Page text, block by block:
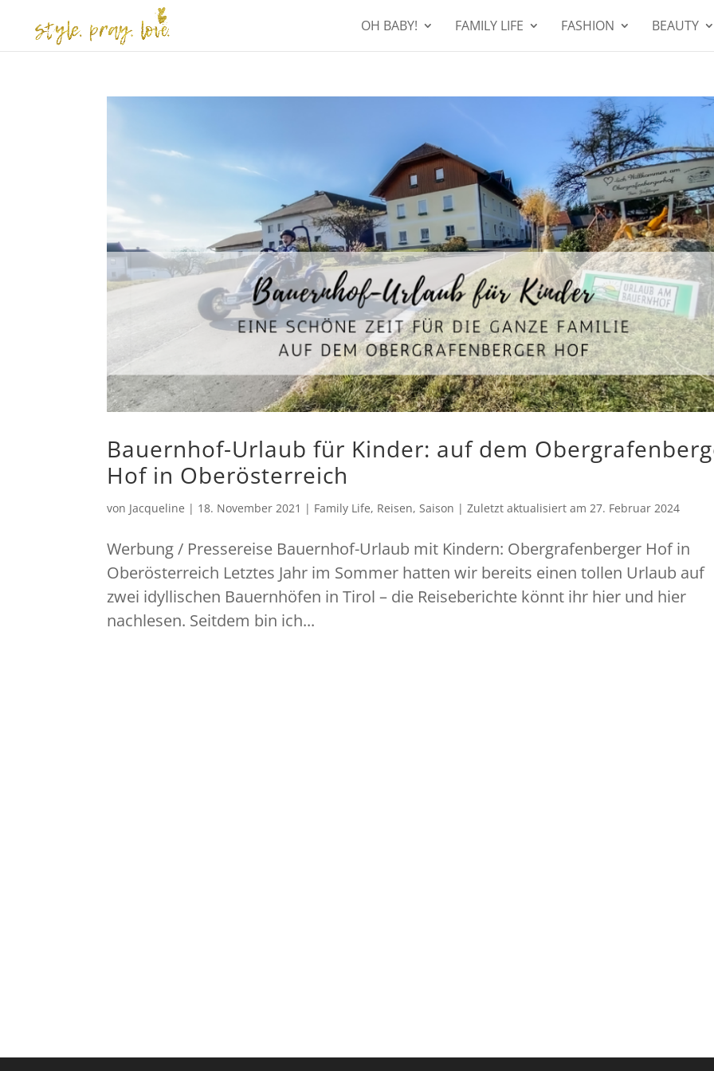
OH BABY! FAMILY LIFE FASHION BEAUTY
Bauernhof-Urlaub für Kinder: auf dem
Hof in Oberösterreich
von Jacqueline | 18. November 2021 | Family Life, Reisen, Saison |Zuletzt aktualisiert am 27. Februar 2024
Werbung / Pressereise Bauernhof-Urlaub mit Kindern: Obergrafenberger Hof in
Oberösterreich Letztes Jahr im Sommer hatten wir bereits einen tollen Urlaub auf
zwei idyllischen Bauernhöfen in Tirol – die Reiseberichte könnt ihr hier und hier
nachlesen. Seitdem bin ich...